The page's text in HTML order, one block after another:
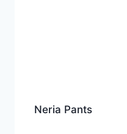
Neria Pants